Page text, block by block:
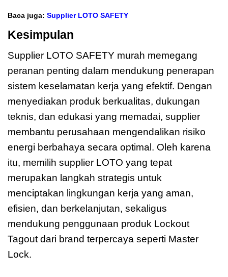
Baca juga: Supplier LOTO SAFETY
Kesimpulan
Supplier LOTO SAFETY murah memegang
peranan penting dalam mendukung penerapan
sistem keselamatan kerja yang efektif. Dengan
menyediakan produk berkualitas, dukungan
teknis, dan edukasi yang memadai, supplier
membantu perusahaan mengendalikan risiko
energi berbahaya secara optimal. Oleh karena
itu, memilih supplier LOTO yang tepat
merupakan langkah strategis untuk
menciptakan lingkungan kerja yang aman,
efisien, dan berkelanjutan, sekaligus
mendukung penggunaan produk Lockout
Tagout dari brand terpercaya seperti Master
Lock.